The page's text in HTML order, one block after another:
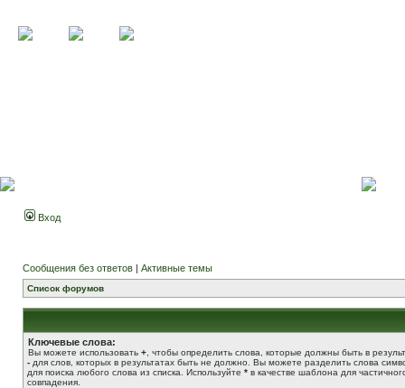
Вход
Сообщения без ответов | Активные темы
Список форумов
Ключевые слова:
Вы можете использовать + , чтобы определить слова, которые должны быть в
- для слов, которых в результатах быть не должно. Вы можете разделить слова
для поиска любого слова из списка. Используйте * в качестве шаблона для
совпадения.